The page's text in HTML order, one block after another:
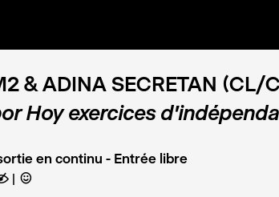
& ADINA SECRETAN (CL/
Hoy exercices
en continu - Entrée libre
C